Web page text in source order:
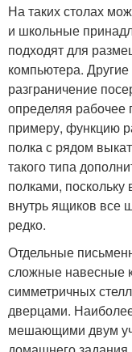
На таких столах
и школьные
подходят для
компьютера.
разграничение
определяя рабочее
примеру, функцию
полка с рядом
такого типа
полками,
внутрь ящиков все
редко.
Отдельные
сложные навесные
симметричных
дверцами.
мешающими двум